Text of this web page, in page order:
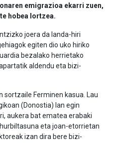
emigrazioa ekarri zuen,
hobea lortzea.
joera da landa-hiri
egiten dio uko hiriko
bezalako herrietako
aldendu eta bizi-
sortzaile Ferminen kasua. Lau
(Donostia) lan egin
aukera bat ematea erabaki
eta joan-etorrietan
izan dira bere bizi-